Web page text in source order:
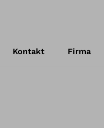
Kontakt Firma